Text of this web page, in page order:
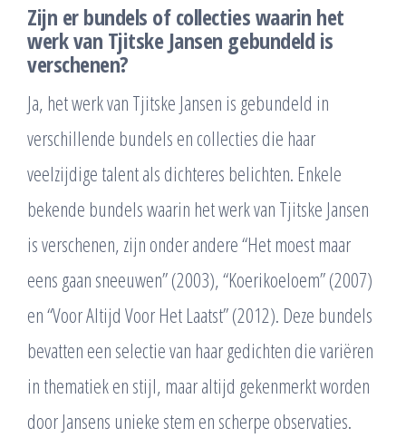
Zijn er bundels of collecties waarin het
werk van Tjitske Jansen gebundeld is
verschenen?
Ja, het werk van Tjitske Jansen is gebundeld in
verschillende bundels en collecties die haar
veelzijdige talent als dichteres belichten. Enkele
bekende bundels waarin het werk van Tjitske Jansen
is verschenen, zijn onder andere “Het moest maar
eens gaan sneeuwen” (2003), “Koerikoeloem” (2007)
en “Voor Altijd Voor Het Laatst” (2012). Deze bundels
bevatten een selectie van haar gedichten die variëren
in thematiek en stijl, maar altijd gekenmerkt worden
door Jansens unieke stem en scherpe observaties.